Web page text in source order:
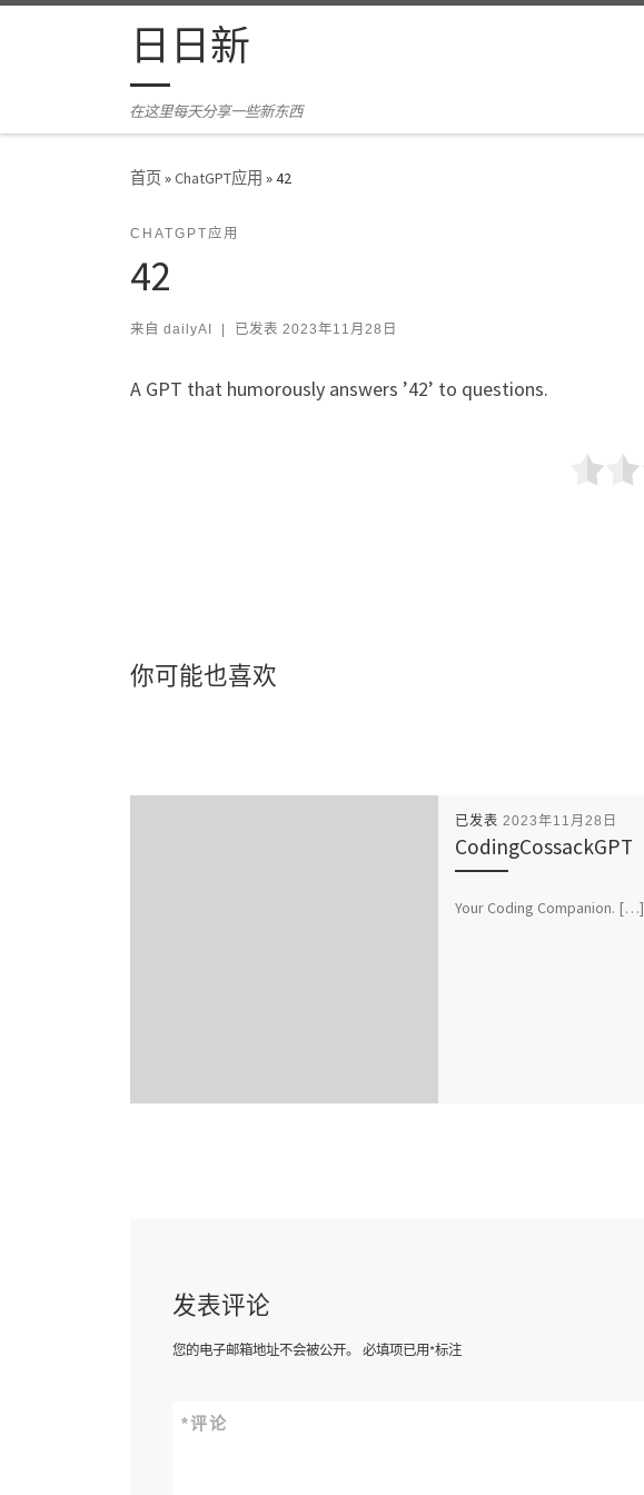
Skip to content日日新
在这里每天分享一些新东西
首页»ChatGPT应用 »42
CHATGPT应用
42
来自 dailyAI 已发表 2023年11月28日
A GPT that humorously answers ’42’ to questions.
你可能也喜欢
已发表 2023年11月28日
CodingCossackGPT
Your Coding Companion. […]
发表评论
您的电子邮箱地址不会被公开。 必填项已用*标注
评论
*